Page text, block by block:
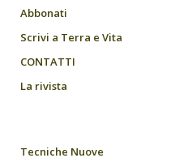
Abbonati
Scrivi a Terra e Vita
CONTATTI
La rivista
Tecniche Nuove